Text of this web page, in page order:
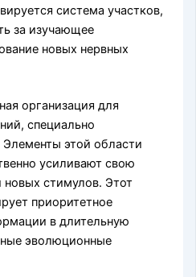
система участков,
за изучающее
новых нервных
организация для
специально
Элементы этой области
усиливают свою
новых стимулов. Этот
приоритетное
в длительную
эволюционные